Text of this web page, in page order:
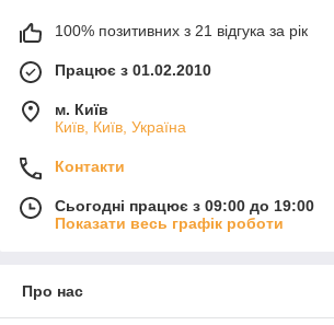
100% позитивних з 21 відгука за рік
Працює з 01.02.2010
м. Київ
Київ, Київ, Україна
Контакти
Сьогодні працює з 09:00 до 19:00
Показати весь графік роботи
Про нас